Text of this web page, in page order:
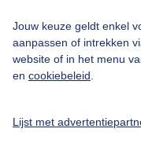
Jouw keuze geldt enkel
aanpassen of intrekken
website of in het menu
en cookiebeleid
Lijst met
Adverteren